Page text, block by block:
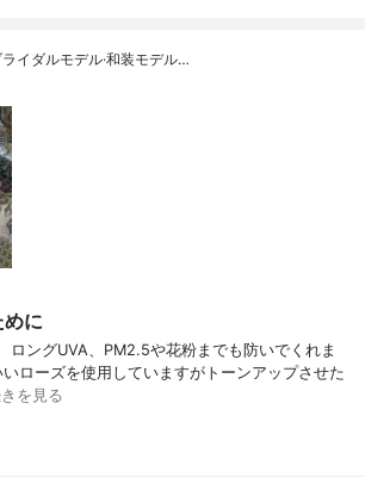
イダルモデル·和装モデル…
に
ロングUVA、PM2.5や花粉までも防いでくれま
ローズを使用していますがトーンアップさせた
を見る